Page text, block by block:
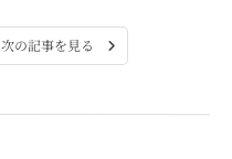
次の記事を見る